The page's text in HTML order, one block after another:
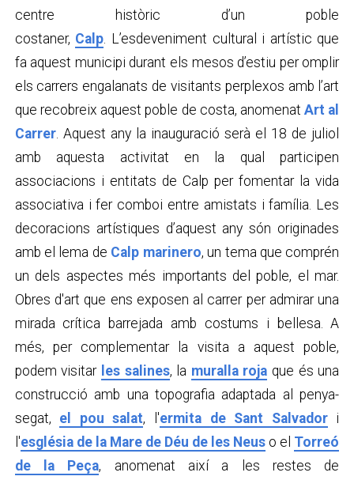
centre històric d’un poble
costaner, Calp . L’esdeveniment cultural i artístic que
fa aquest municipi durant els mesos d’estiu per omplir
els carrers engalanats de visitants perplexos amb l’art
que recobreix aquest poble de costa, anomenatArt al
Carrer. Aquest any la inauguració serà el 18 de juliol
amb aquesta activitat en la qual participen
associacions i entitats de Calp per fomentar la vida
associativa i fer comboi entre amistats i família. Les
decoracions artístiques d’aquest any són originades
amb el lema de Calp marinero, un tema que comprén
un dels aspectes més importants del poble, el mar.
Obres d'art que ens exposen al carrer per admirar una
mirada crítica barrejada amb costums i bellesa. A
més, per complementar la visita a aquest poble,
podem visitar les salines, la muralla roja que és una
construcció amb una topografia adaptada al penya-
segat, el pou salat, l'ermita de Sant Salvadori
l'església de la Mare de Déu de les Neus o el Torreó
de la Peça, anomenat així a les restes de